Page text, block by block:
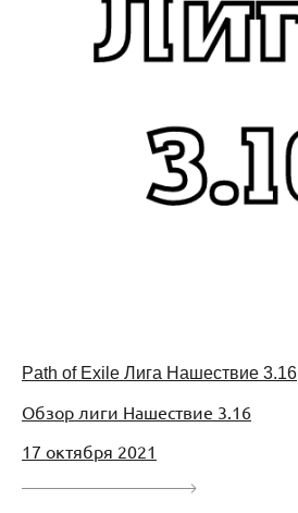
Path of Exile Лига Нашествие 3.16
Обзор лиги Нашествие 3.16
17 октября 2021